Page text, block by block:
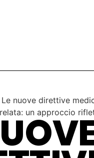
Le nuove direttive
un approccio